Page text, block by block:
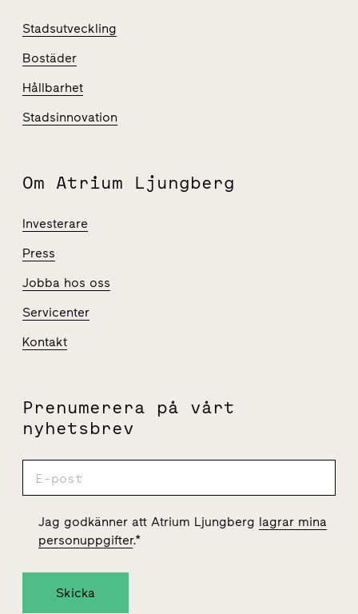
Stadsutveckling
Bostäder
Hållbarhet
Stadsinnovation
Om Atrium Ljungberg
Investerare
Press
Jobba hos oss
Servicenter
Kontakt
Prenumerera på vårt
nyhetsbrev
Jag godkänner att Atrium Ljungberg lagrar mina
personuppgifter.*